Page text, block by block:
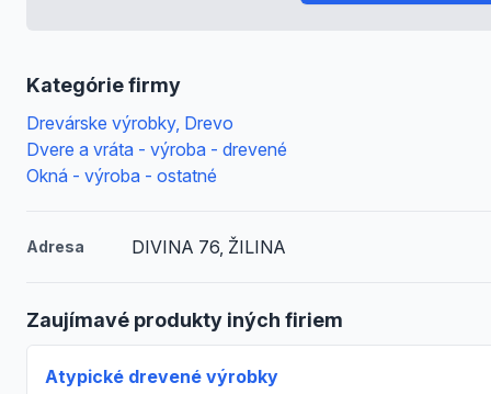
Kategórie firmy
Drevárske výrobky, Drevo
Dvere a vráta - výroba - drevené
Okná - výroba - ostatné
Adresa DIVINA 76, ŽILINA
Zaujímavé produkty iných firiem
Atypické drevené výrobky